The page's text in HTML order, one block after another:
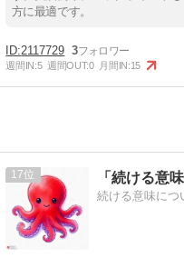
方に最適です。
2117729 3
週間IN:5 週間OUT:0 月間IN:15
17 「続ける意
続ける意味につ